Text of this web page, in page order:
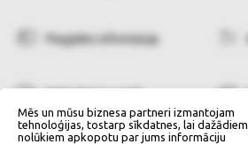
Piegādes informācija
Mēs un mūsu biznesa partneri izmantojam
tehnoloģijas, tostarp sīkdatnes, lai dažādiem
nolūkiem apkopotu par jums informāciju